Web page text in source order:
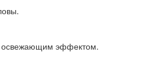
эффектом.